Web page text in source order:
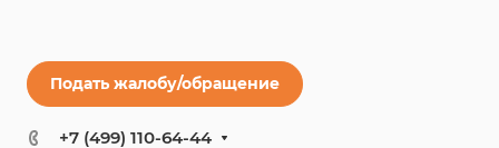
Подать жалобу/обращение
+7 (499) 110-64-44